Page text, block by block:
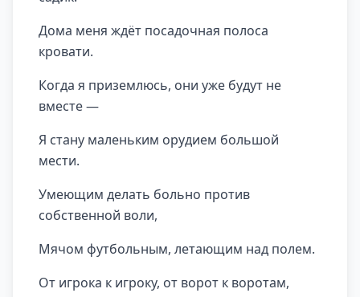
Дома меня ждёт посадочная полоса
кровати.
Когда я приземлюсь, они уже будут не
вместе —
Я стану маленьким орудием большой
мести.
Умеющим делать больно против
собственной воли,
Мячом футбольным, летающим над полем.
От игрока к игроку, от ворот к воротам,